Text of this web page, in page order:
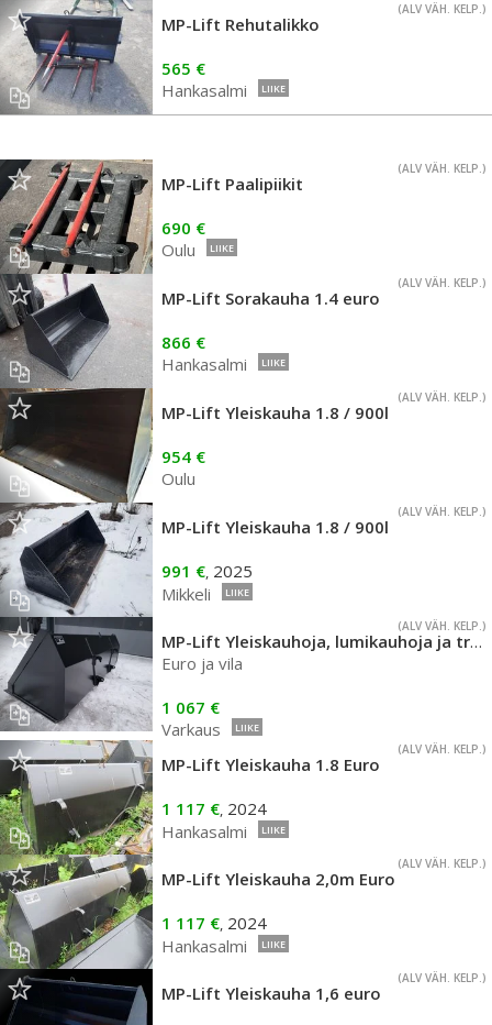
(ALV VÄH. KELP.)
MP-Lift Rehutalikko
565 €
Hankasalmi
LIIKE
(ALV VÄH. KELP.)
MP-Lift Paalipiikit
690 €
Oulu
LIIKE
(ALV VÄH. KELP.)
MP-Lift Sorakauha 1.4 euro
866 €
Hankasalmi
LIIKE
(ALV VÄH. KELP.)
MP-Lift Yleiskauha 1.8 / 900l
954 €
Oulu
(ALV VÄH. KELP.)
MP-Lift Yleiskauha 1.8 / 900l
991 €, 2025
Mikkeli
LIIKE
(ALV VÄH. KELP.)
MP-Lift Yleiskauhoja, lumikauhoja ja trukkipiikkejä
Euro ja vila
1 067 €
Varkaus
LIIKE
(ALV VÄH. KELP.)
MP-Lift Yleiskauha 1.8 Euro
1 117 €, 2024
Hankasalmi
LIIKE
(ALV VÄH. KELP.)
MP-Lift Yleiskauha 2,0m Euro
1 117 €, 2024
Hankasalmi
LIIKE
(ALV VÄH. KELP.)
MP-Lift Yleiskauha 1,6 euro